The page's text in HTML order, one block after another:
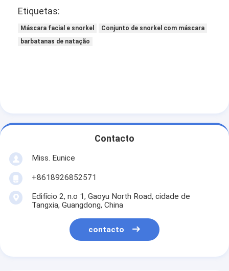
Etiquetas:
Máscara facial e snorkel
Conjunto de snorkel com máscara
barbatanas de natação
Contacto
Miss. Eunice
+8618926852571
Edifício 2, n.o 1, Gaoyu North Road, cidade de
Tangxia, Guangdong, China
contacto